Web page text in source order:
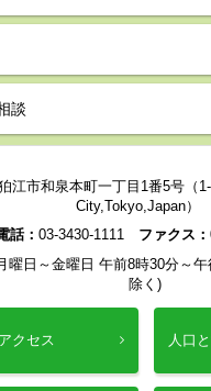
談
江市和泉本町一丁目1番5号（
City,Tokyo,Japan）
話： 03-3430-1111 ファクス：
曜日～金曜日 午前8時30分～
除く)
クセス 人口